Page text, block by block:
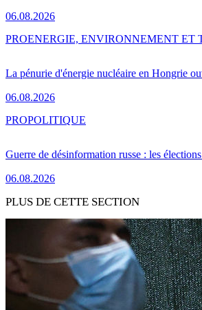
06.08.2026
La pénurie d'énergie nucléaire en Hongrie
06.08.2026
PROENERGIE, ENVIRONNEMENT ET
Guerre de désinformation russe : les
06.08.2026
PROPOLITIQUE
PLUS DE CETTE SECTION